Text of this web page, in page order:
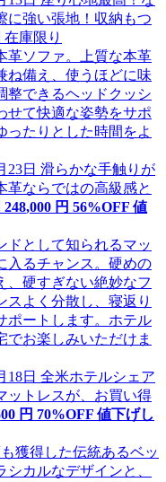
に強い張地！収納もつ
在庫限り
23日 滑らかな手触りが
革ならではの高級感と
248,000 円 56%OFF 値
18日 全米ホテルシェア
ットレスが、お買い得
円 70%OFF 値下げし